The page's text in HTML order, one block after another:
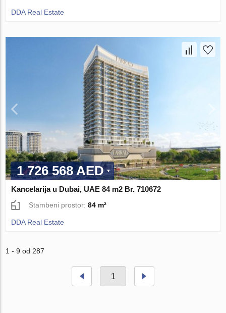
DDA Real Estate
1 726 568 AED
Kancelarija u Dubai, UAE 84 m2 Br. 710672
Stambeni prostor:84 m²
DDA Real Estate
1 - 9 od 287
1